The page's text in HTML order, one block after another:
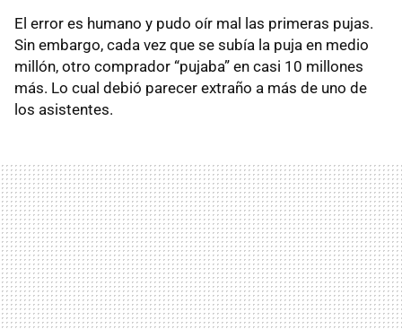
El error es humano y pudo oír mal las primeras pujas.
Sin embargo, cada vez que se subía la puja en medio
millón, otro comprador “pujaba” en casi 10 millones
más. Lo cual debió parecer extraño a más de uno de
los asistentes.